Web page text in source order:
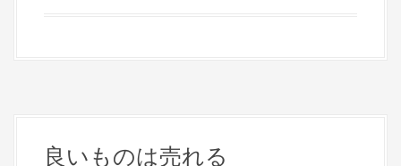
良いものは売れる